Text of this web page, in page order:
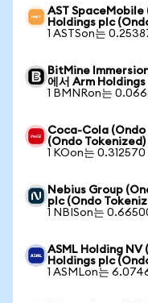
AST SpaceMobile
Holdings plc
1 ASTSon는
BitMine
에서 Arm
1 BMNRon는
Coca-Cola (Ondo
(Ondo Tokenized)
1 KOon는
Nebius Group
plc (Ondo
1 NBISon는
ASML Holding NV
Holdings plc
1 ASMLon는